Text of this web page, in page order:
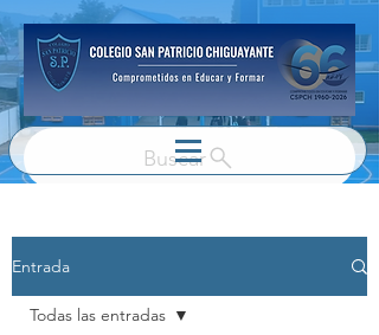
Buscar
Entrada
Todas las entradas